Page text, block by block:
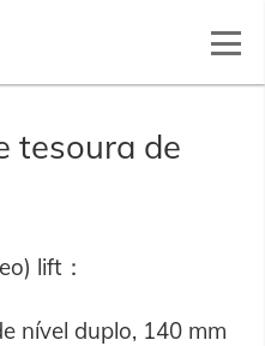
tesoura de
lift：
nível duplo, 140 mm